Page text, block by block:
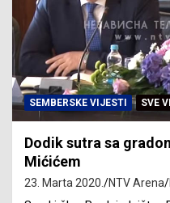
SEMBERSKE VIJESTI SVE
Dodik sutra sa
Mićićem
23. Marta 2020. NTV Arena